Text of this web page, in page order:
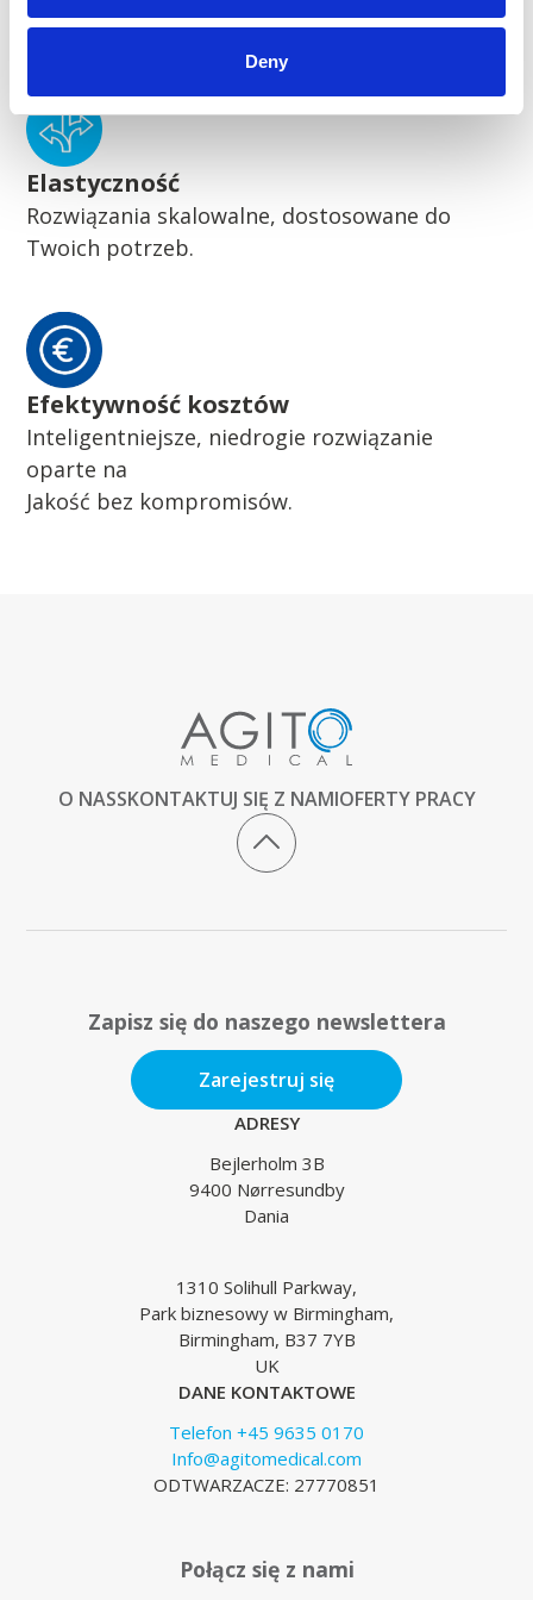
Deny
Pionierskie zrównoważone rozwiązania
Elastyczność
Rozwiązania skalowalne, dostosowane do
Twoich potrzeb.
Efektywność kosztów
Inteligentniejsze, niedrogie rozwiązanie
oparte na
Jakość bez kompromisów.
O NASSKONTAKTUJ SIĘ Z NAMIOFERTY PRACY
Zapisz się do naszego newslettera
Zarejestruj się
ADRESY
Bejlerholm 3B
9400 Nørresundby
Dania
1310 Solihull Parkway,
Park biznesowy w Birmingham,
Birmingham, B37 7YB
UK
DANE KONTAKTOWE
Telefon +45 9635 0170
Info@agitomedical.com
ODTWARZACZE: 27770851
Połącz się z nami